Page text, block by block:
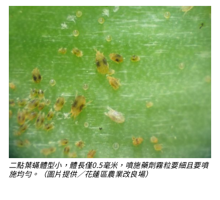
二點葉蟎體型小，體長僅0.5毫米，噴施藥劑霧粒要細且要噴
施均勻。（圖片提供／花蓮區農業改良場）